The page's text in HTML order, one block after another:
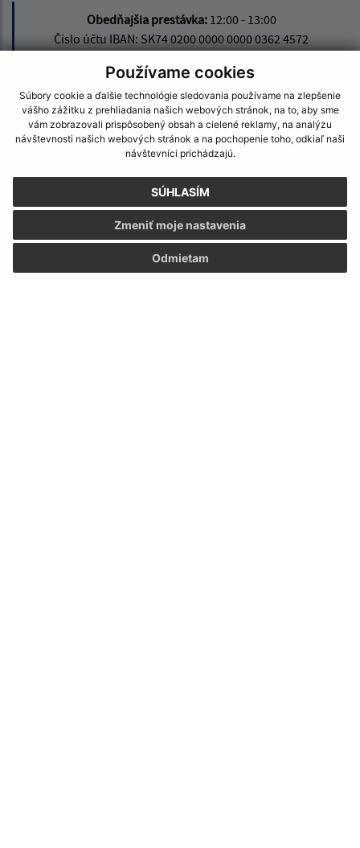
Používame cookies
Súbory cookie a ďalšie technológie sledovania používame na zlepšenie
vášho zážitku z prehliadania našich webových stránok, na to, aby sme
vám zobrazovali prispôsobený obsah a cielené reklamy, na analýzu
návštevnosti našich webových stránok a na pochopenie toho, odkiaľ naši
návštevníci prichádzajú.
SÚHLASÍM
Odmietam
Zmeniť moje nastavenia
Obedňajšia prestávka: 12:00 - 13:00
Číslo účtu IBAN: SK74 0200 0000 0000 0362 4572
Kontakt:
Obecný úrad Kapušany
Hlavná 104/6
082 12 Kapušany
info@kapusany.sk
+421 517 941 102
IČO: 00327239